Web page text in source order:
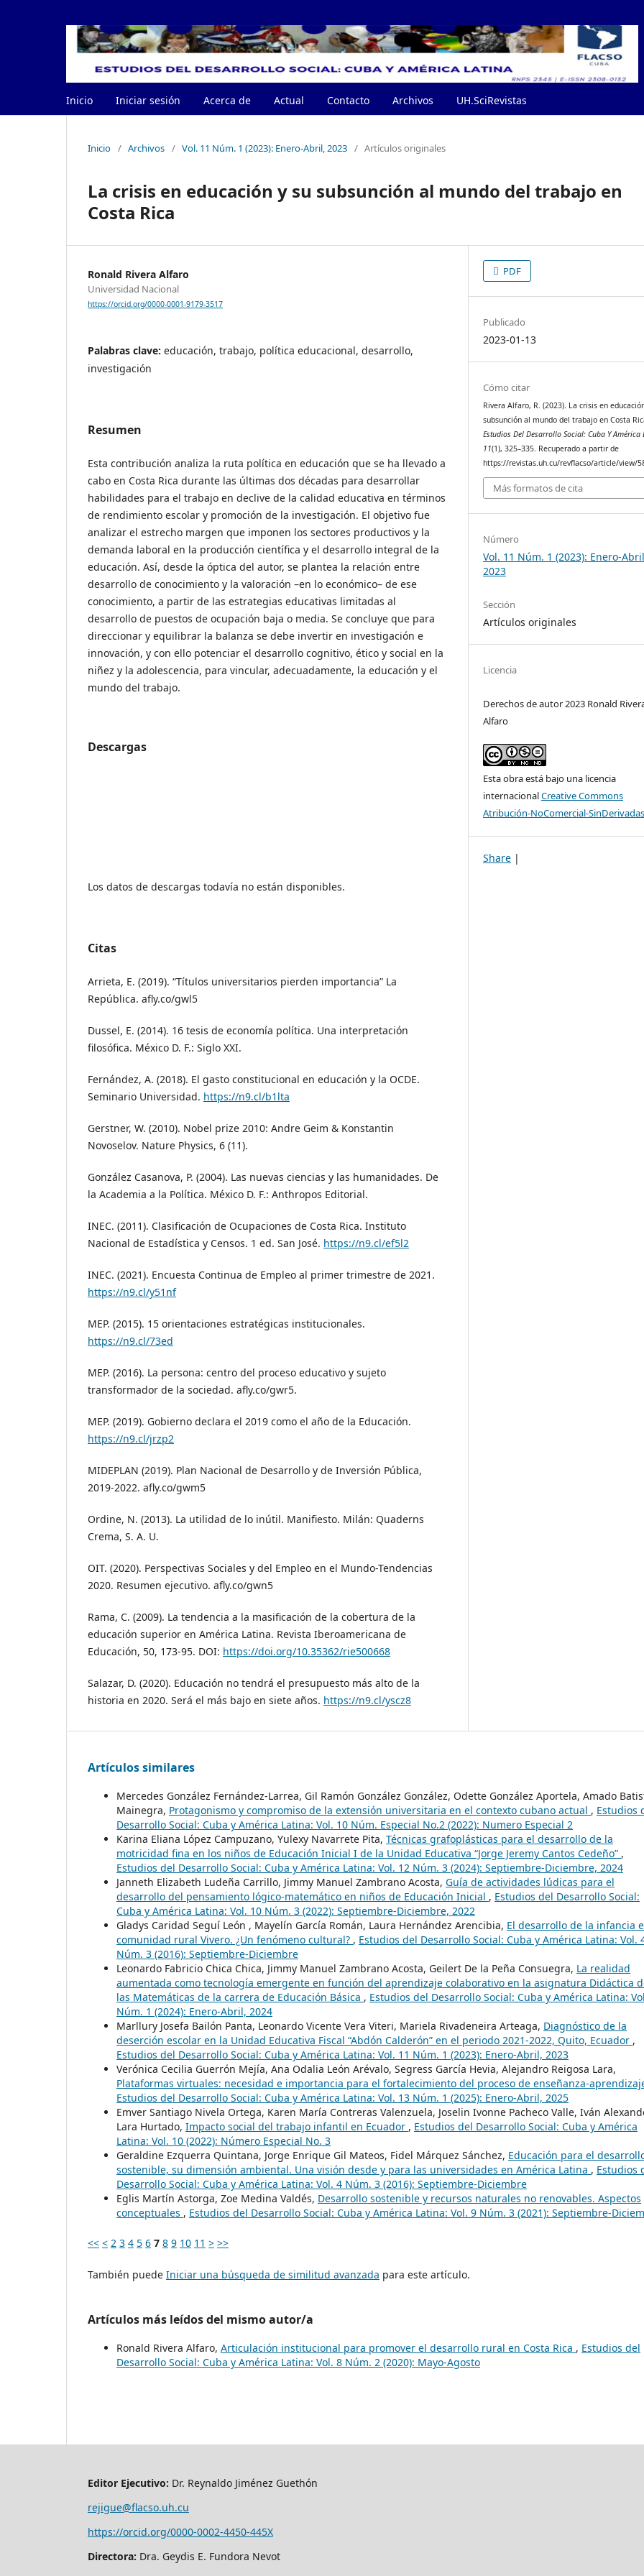
Inicio Iniciar sesión Acerca de Actual Contacto Archivos UH.SciRevistas
Inicio / Archivos / Vol. 11 Núm. 1 (2023): Enero-Abril, 2023 / Artículos originales
La crisis en educación y su subsunción al mundo del trabajo en
Costa Rica
Ronald Rivera Alfaro
Universidad Nacional
https://orcid.org/0000-0001-9179-3517
Palabras clave: educación, trabajo, política educacional, desarrollo,
investigación
Resumen
Esta contribución analiza la ruta política en educación que se ha llevado a
cabo en Costa Rica durante las últimas dos décadas para desarrollar
habilidades para el trabajo en declive de la calidad educativa en términos
de rendimiento escolar y promoción de la investigación. El objetivo fue
analizar el estrecho margen que imponen los sectores productivos y la
demanda laboral en la producción científica y el desarrollo integral de la
educación. Así, desde la óptica del autor, se plantea la relación entre
desarrollo de conocimiento y la valoración –en lo económico– de ese
conocimiento, a partir de las estrategias educativas limitadas al
desarrollo de puestos de ocupación baja o media. Se concluye que para
direccionar y equilibrar la balanza se debe invertir en investigación e
innovación, y con ello potenciar el desarrollo cognitivo, ético y social en la
niñez y la adolescencia, para vincular, adecuadamente, la educación y el
mundo del trabajo.
Descargas
Los datos de descargas todavía no están disponibles.
Citas
Arrieta, E. (2019). “Títulos universitarios pierden importancia” La
República. afly.co/gwl5
Dussel, E. (2014). 16 tesis de economía política. Una interpretación
filosófica. México D. F.: Siglo XXI.
Fernández, A. (2018). El gasto constitucional en educación y la OCDE.
Seminario Universidad. https://n9.cl/b1lta
Gerstner, W. (2010). Nobel prize 2010: Andre Geim & Konstantin
Novoselov. Nature Physics, 6 (11).
González Casanova, P. (2004). Las nuevas ciencias y las humanidades. De
la Academia a la Política. México D. F.: Anthropos Editorial.
INEC. (2011). Clasificación de Ocupaciones de Costa Rica. Instituto
Nacional de Estadística y Censos. 1 ed. San José. https://n9.cl/ef5l2
INEC. (2021). Encuesta Continua de Empleo al primer trimestre de 2021.
https://n9.cl/y51nf
MEP. (2015). 15 orientaciones estratégicas institucionales.
https://n9.cl/73ed
MEP. (2016). La persona: centro del proceso educativo y sujeto
transformador de la sociedad. afly.co/gwr5.
MEP. (2019). Gobierno declara el 2019 como el año de la Educación.
https://n9.cl/jrzp2
MIDEPLAN (2019). Plan Nacional de Desarrollo y de Inversión Pública,
2019-2022. afly.co/gwm5
Ordine, N. (2013). La utilidad de lo inútil. Manifiesto. Milán: Quaderns
Crema, S. A. U.
OIT. (2020). Perspectivas Sociales y del Empleo en el Mundo-Tendencias
2020. Resumen ejecutivo. afly.co/gwn5
Rama, C. (2009). La tendencia a la masificación de la cobertura de la
educación superior en América Latina. Revista Iberoamericana de
Educación, 50, 173-95. DOI: https://doi.org/10.35362/rie500668
Salazar, D. (2020). Educación no tendrá el presupuesto más alto de la
historia en 2020. Será el más bajo en siete años. https://n9.cl/yscz8
PDF
Publicado
2023-01-13
Cómo citar
Rivera Alfaro, R. (2023). La crisis en
subsunción al mundo del trabajo en Costa
Estudios Del Desarrollo Social: Cuba Y América
11(1), 325–335. Recuperado a partir de
https://revistas.uh.cu/revflacso/article/view/
Más formatos de cita
Número
Vol. 11 Núm. 1 (2023): Enero-
2023
Sección
Artículos originales
Licencia
Derechos de autor 2023 Ronald
Alfaro
Esta obra está bajo una licencia
internacionalCreative Commons
Atribución-NoComercial-
Share |
Artículos similares
Mercedes González Fernández-Larrea, Gil Ramón González González, Odette González Aportela, Amado
Mainegra, Protagonismo y compromiso de la extensión universitaria en el contexto cubano actual , Estudios
Desarrollo Social: Cuba y América Latina: Vol. 10 Núm. Especial No.2 (2022): Numero Especial 2
Karina Eliana López Campuzano, Yulexy Navarrete Pita, Técnicas grafoplásticas para el desarrollo de la
motricidad fina en los niños de Educación Inicial I de la Unidad Educativa “Jorge Jeremy Cantos Cedeño” ,
Estudios del Desarrollo Social: Cuba y América Latina: Vol. 12 Núm. 3 (2024): Septiembre-Diciembre, 2024
Janneth Elizabeth Ludeña Carrillo, Jimmy Manuel Zambrano Acosta, Guía de actividades lúdicas para el
desarrollo del pensamiento lógico-matemático en niños de Educación Inicial , Estudios del Desarrollo Social:
Cuba y América Latina: Vol. 10 Núm. 3 (2022): Septiembre-Diciembre, 2022
Gladys Caridad Seguí León , Mayelín García Román, Laura Hernández Arencibia, El desarrollo de la infancia
comunidad rural Vivero. ¿Un fenómeno cultural? , Estudios del Desarrollo Social: Cuba y América Latina: Vol.
Núm. 3 (2016): Septiembre-Diciembre
Leonardo Fabricio Chica Chica, Jimmy Manuel Zambrano Acosta, Geilert De la Peña Consuegra, La realidad
aumentada como tecnología emergente en función del aprendizaje colaborativo en la asignatura Didáctica
las Matemáticas de la carrera de Educación Básica , Estudios del Desarrollo Social: Cuba y América Latina:
Núm. 1 (2024): Enero-Abril, 2024
Marllury Josefa Bailón Panta, Leonardo Vicente Vera Viteri, Mariela Rivadeneira Arteaga, Diagnóstico de la
deserción escolar en la Unidad Educativa Fiscal “Abdón Calderón” en el periodo 2021-2022, Quito, Ecuador ,
Estudios del Desarrollo Social: Cuba y América Latina: Vol. 11 Núm. 1 (2023): Enero-Abril, 2023
Verónica Cecilia Guerrón Mejía, Ana Odalia León Arévalo, Segress García Hevia, Alejandro Reigosa Lara,
Plataformas virtuales: necesidad e importancia para el fortalecimiento del proceso de enseñanza-
Estudios del Desarrollo Social: Cuba y América Latina: Vol. 13 Núm. 1 (2025): Enero-Abril, 2025
Emver Santiago Nivela Ortega, Karen María Contreras Valenzuela, Joselin Ivonne Pacheco Valle, Iván
Lara Hurtado, Impacto social del trabajo infantil en Ecuador , Estudios del Desarrollo Social: Cuba y América
Latina: Vol. 10 (2022): Número Especial No. 3
Geraldine Ezquerra Quintana, Jorge Enrique Gil Mateos, Fidel Márquez Sánchez, Educación para el
sostenible, su dimensión ambiental. Una visión desde y para las universidades en América Latina , Estudios
Desarrollo Social: Cuba y América Latina: Vol. 4 Núm. 3 (2016): Septiembre-Diciembre
Eglis Martín Astorga, Zoe Medina Valdés, Desarrollo sostenible y recursos naturales no renovables. Aspectos
conceptuales , Estudios del Desarrollo Social: Cuba y América Latina: Vol. 9 Núm. 3 (2021): Septiembre-
<< < 2 3 4 5 6 7 8 9 10 11 > >>
También puede Iniciar una búsqueda de similitud avanzada para este artículo.
Artículos más leídos del mismo autor/a
Ronald Rivera Alfaro, Articulación institucional para promover el desarrollo rural en Costa Rica , Estudios del
Desarrollo Social: Cuba y América Latina: Vol. 8 Núm. 2 (2020): Mayo-Agosto
Editor Ejecutivo: Dr. Reynaldo Jiménez Guethón
rejigue@flacso.uh.cu
https://orcid.org/0000-0002-4450-445X
Directora: Dra. Geydis E. Fundora Nevot